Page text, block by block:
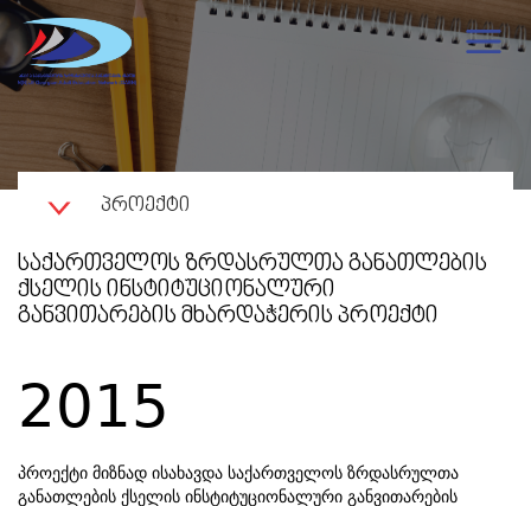
ᲞᲠᲝᲔᲥᲢᲘ
ᲡᲐᲥᲐᲠᲗᲕᲔᲚᲝᲡ ᲖᲠᲓᲐᲡᲠᲣᲚᲗᲐ ᲒᲐᲜᲐᲗᲚᲔᲑᲘᲡ
ᲥᲡᲔᲚᲘᲡ ᲘᲜᲡᲢᲘᲢᲣᲪᲘᲝᲜᲐᲚᲣᲠᲘ
ᲒᲐᲜᲕᲘᲗᲐᲠᲔᲑᲘᲡ ᲛᲮᲐᲠᲓᲐᲭᲔᲠᲘᲡ ᲞᲠᲝᲔᲥᲢᲘ
2015
პროექტი მიზნად ისახავდა საქართველოს ზრდასრულთა
განათლების ქსელის ინსტიტუციონალური განვითარების